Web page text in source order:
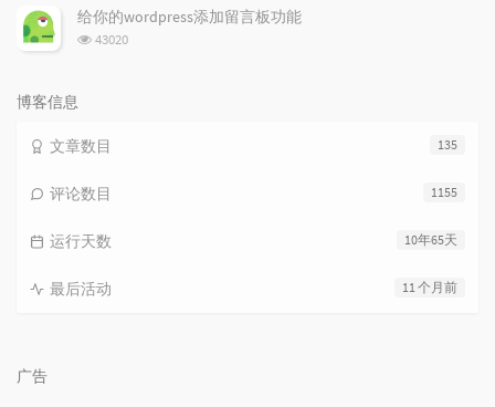
次
数:
给你的wordpress添加留言板功能
浏
43020
博客信息
135
文章数目
1155
评论数目
10年65天
运行天数
11 个月前
最后活动
广告